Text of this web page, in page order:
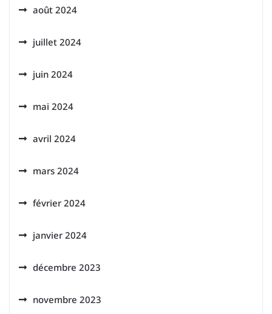
août 2024
juillet 2024
juin 2024
mai 2024
avril 2024
mars 2024
février 2024
janvier 2024
décembre 2023
novembre 2023